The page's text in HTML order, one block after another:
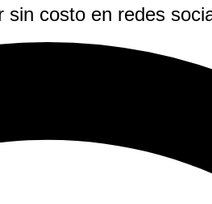
sin costo en redes